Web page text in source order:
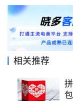
相关推荐